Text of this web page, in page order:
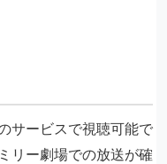
サービスで視聴可能で
リー劇場での放送が確